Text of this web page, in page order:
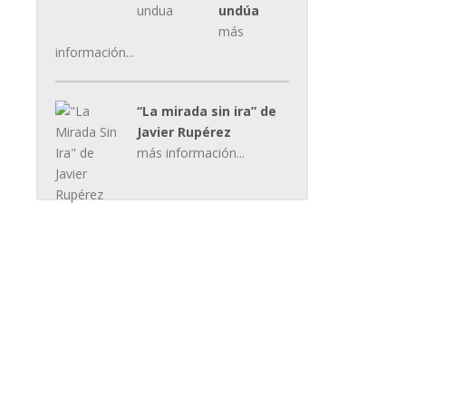
undúa
más
información...
“La mirada sin ira” de
Javier Rupérez
más información...